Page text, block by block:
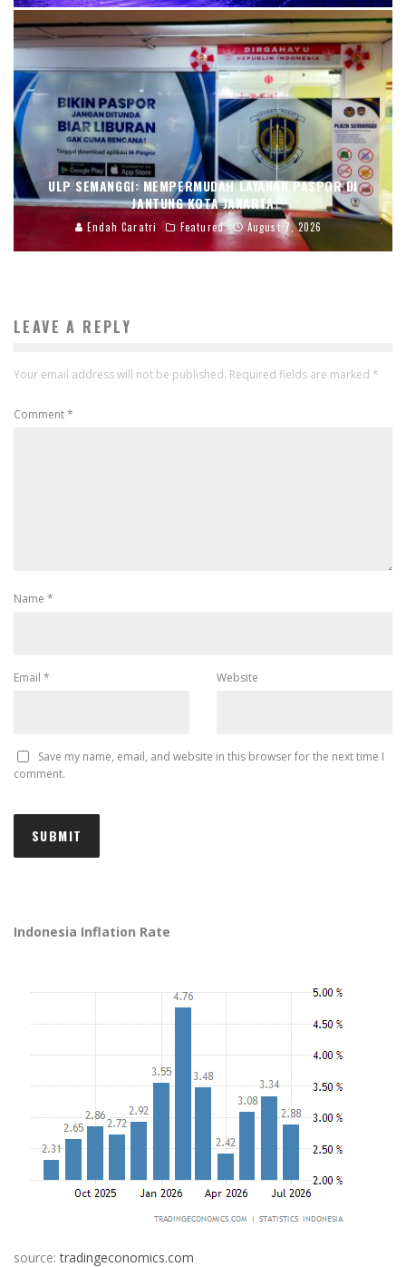
ULP SEMANGGI: MEMPERMUDAH LAYANAN PASPOR DI
JANTUNG KOTA JAKARTA
Endah Caratri Featured August 7, 2026
LEAVE A REPLY
Your email address will not be published. Required fields are marked *
Comment*
Name *
Email * Website
Save my name, email, and website in this browser for the next time I
comment.
Indonesia Inflation Rate
source:tradingeconomics.com